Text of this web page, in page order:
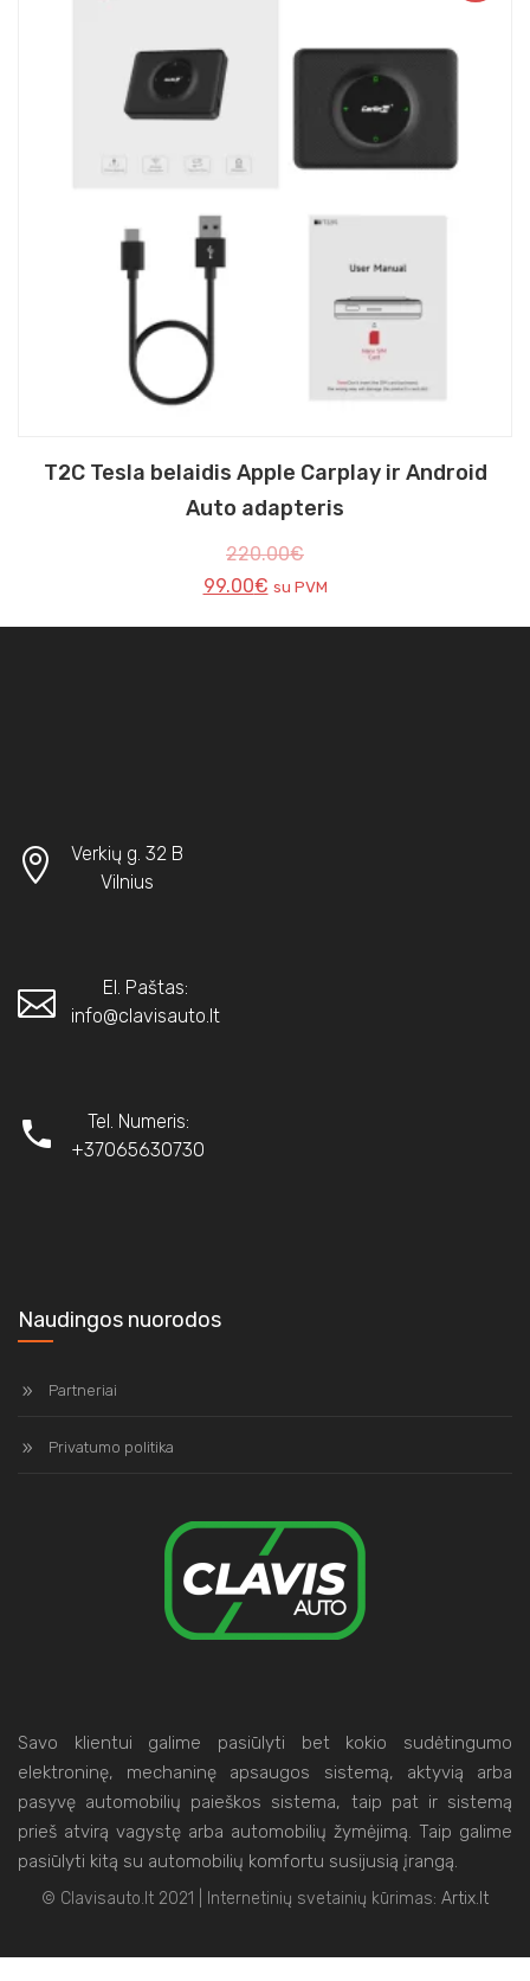
T2C Tesla belaidis Apple Carplay ir Android
Auto adapteris
220.00€
99.00€ su PVM
Verkių g. 32 B
Vilnius
El. Paštas:
info@clavisauto.lt
Tel. Numeris:
+37065630730
Naudingos nuorodos
Partneriai
Privatumo politika
Savo klientui galime pasiūlyti bet kokio sudėtingumo
elektroninę, mechaninę apsaugos sistemą, aktyvią arba
pasyvę automobilių paieškos sistema, taip pat ir sistemą
prieš atvirą vagystę arba automobilių žymėjimą. Taip galime
pasiūlyti kitą su automobilių komfortu susijusią įrangą.
© Clavisauto.lt 2021 | Internetinių svetainių kūrimas: Artix.lt